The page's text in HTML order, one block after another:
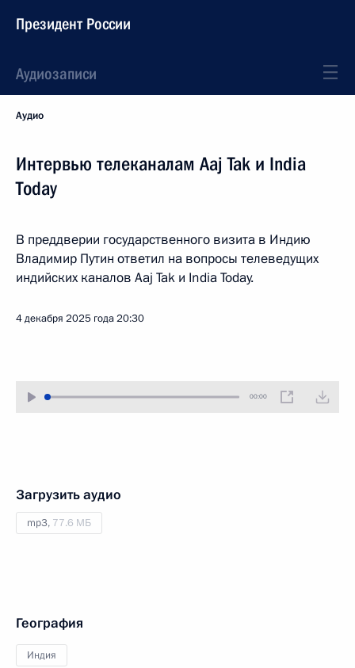
Президент России
Аудиозаписи
Аудио
Интервью телеканалам Aaj Tak и India
Today
В преддверии государственного визита в Индию
Владимир Путин ответил на вопросы телеведущих
индийских каналов Aaj Tak и India Today.
4 декабря 2025 года20:30
00:00
Загрузить аудио
mp3, 77.6 МБ
География
Индия